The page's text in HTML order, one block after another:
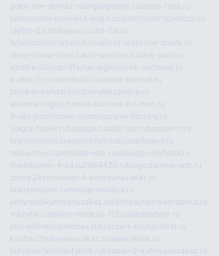
poka-vse-doma2.ruairgungames.ruallseo-host.ru
tehosmotre.ruvarieta-yug.rucricetc1xbetr1xbetcc2.ru
raytor-d.ruatillagunn.ru3d-file.ru
1xbeticricetc1xbetti5.ruuafoot-statti.rue-abis1c.ru
store-brawl-stars.rukts-services.rudark-sand.ru
sindika-01.rusp-life.rux-legion.rusib-archives.ru
e-abis-1-c.rusindika01.ruvenda-festival.ru
store-brawlstars.rudooraleksandria.ru
antenna-highly.ru mine-lab-msk.ru1-mus.ru
3-sex-porn.ruban-damn.rupurse-factory.ru
viagra-tablet.rufasbags.ruadler-jun.rubandamn.ru
fincontech.ru3sexporn.ru1mus.rudarksand.ru
rebus-toys.ru minelab-msk.rualabuga-cityhotel.ru
medsprawo-4-ka.ru2864420.rublagodarenie-spb.ru
zajmy24.rutovudyi-4-kuhnyanazakaz.ru
brazzerscom.ru medsprawo4ka.ru
xehyroo5kuhnyanazakaz.rufabrikayfabrikaefabrika.ru
vskrytie-zamkov-moskva-113.rubiletnadom.ru
zed-online.rupimchax.rubrazzers-hd.ruz-host.ru
kitubeu2kuhnyanazakaz.ru naperekate.ru
kuhnyaofabrikaufabrik.rukitubeu-2-kuhnyanazakaz.ru